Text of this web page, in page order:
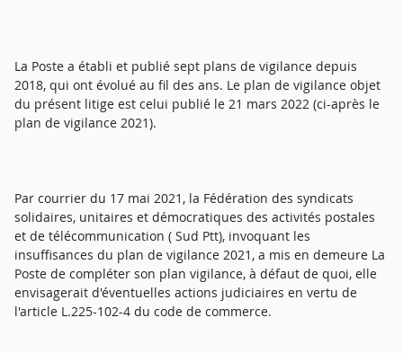
La Poste a établi et publié sept plans de vigilance depuis
2018, qui ont évolué au fil des ans. Le plan de vigilance objet
du présent litige est celui publié le 21 mars 2022 (ci-après le
plan de vigilance 2021).
Par courrier du 17 mai 2021, la Fédération des syndicats
solidaires, unitaires et démocratiques des activités postales
et de télécommunication ( Sud Ptt), invoquant les
insuffisances du plan de vigilance 2021, a mis en demeure La
Poste de compléter son plan vigilance, à défaut de quoi, elle
envisagerait d'éventuelles actions judiciaires en vertu de
l'article L.225-102-4 du code de commerce.